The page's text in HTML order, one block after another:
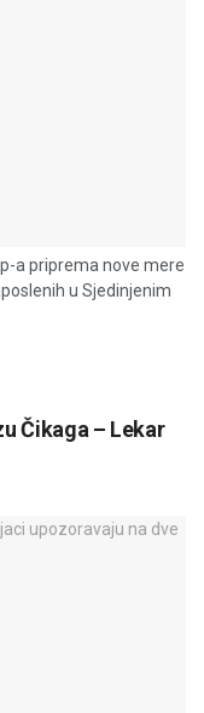
a priprema nove mere
u Sjedinjenim
Čikaga – Lekar